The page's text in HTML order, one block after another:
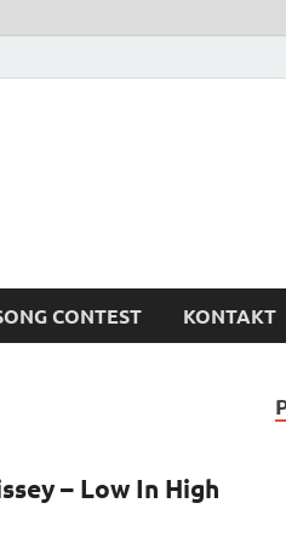
CONTEST KONTAKT
– Low In High